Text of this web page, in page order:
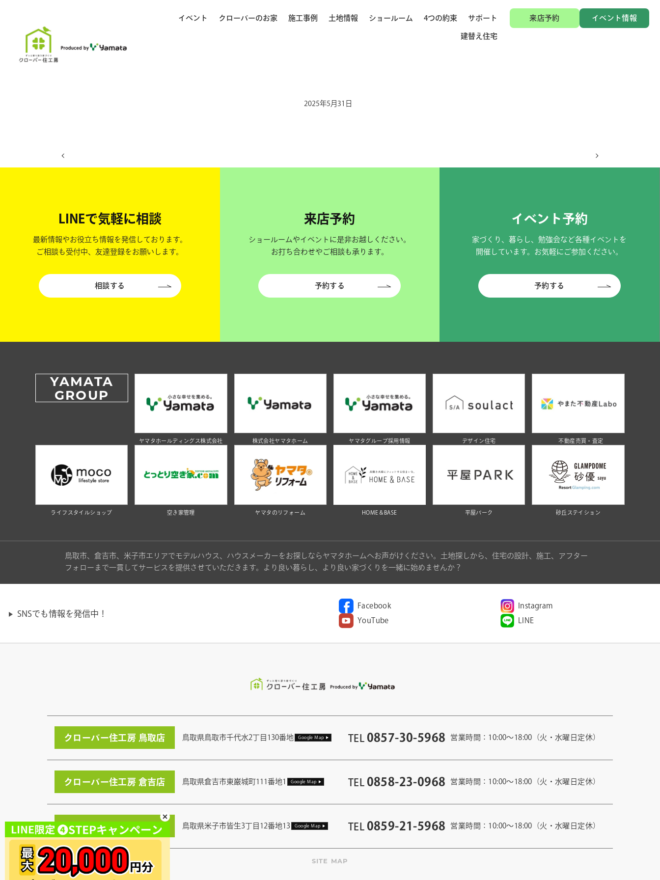
イベント クローバーのお家 施工事例 土地情報 ショールーム 4つの約束 サポート
建替え住宅
来店予約 イベント情報
ホーム イベント日程
2025年5月31日
LINEで気軽に相談
最新情報やお役立ち情報を発信しております。
ご相談も受付中、友達登録をお願いします。
相談する
来店予約
ショールームやイベントに是非お越しください。
お打ち合わせやご相談も承ります。
予約する
イベント予約
家づくり、暮らし、勉強会など各種イベントを
開催しています。お気軽にご参加ください。
予約する
YAMATA
GROUP
ヤマタホールディングス株式会社 株式会社ヤマタホーム ヤマタグループ採用情報 デザイン住宅 不動産売買・査定
ライフスタイルショップ 空き家管理 ヤマタのリフォーム HOME＆BASE 平屋パーク 砂丘ステイション
鳥取市、倉吉市、米子市エリアでモデルハウス、ハウスメーカーをお探しならヤマタホームへお声がけください。土地探しから、住宅の設計、施工、アフター
フォローまで一貫してサービスを提供させていただきます。より良い暮らし、より良い家づくりを一緒に始めませんか？
SNSでも情報を発信中！
Facebook
Instagram
YouTube
LINE
クローバー住工房 鳥取店 鳥取県鳥取市千代水2丁目130番地 Google Map TEL 0857-30-5968 営業時間：10:00〜18:00（火・水曜日定休）
クローバー住工房 倉吉店 鳥取県倉吉市東巌城町111番地1 Google Map TEL 0858-23-0968 営業時間：10:00〜18:00（火・水曜日定休）
クローバー住工房 米子店 鳥取県米子市皆生3丁目12番地13 Google Map TEL 0859-21-5968 営業時間：10:00〜18:00（火・水曜日定休）
SITE MAP